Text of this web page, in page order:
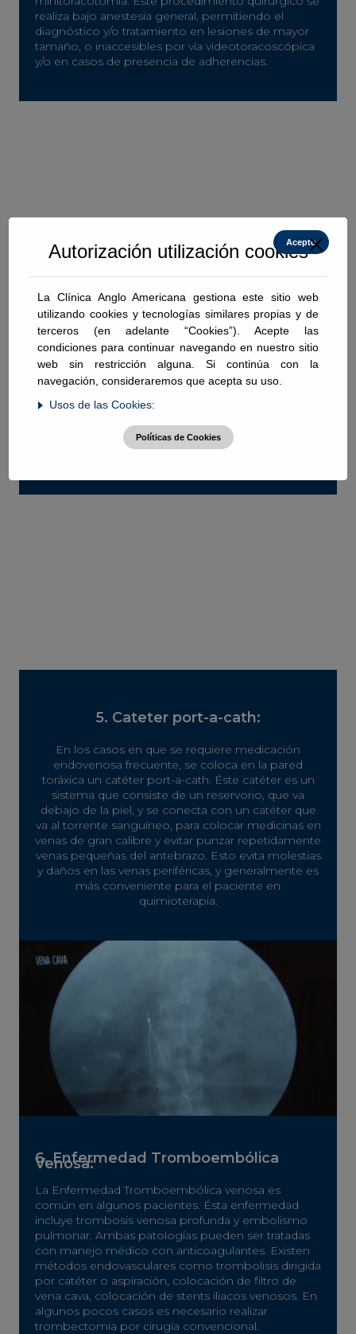
realiza bajo anestesia general, permitiendo el
diagnóstico y/o tratamiento en lesiones de mayor
tamaño, o inaccesibles por vía videotoracoscópica
y/o en casos de presencia de adherencias.
4. Pleurodesis química y/o mecánica
para derrames pleurales recidivantes:
La pleurodésis es un procedimiento que se realiza
administrar un medicamento en las pleuras para
que éstas se adhieran y evitar así la producción
excesiva de líquido pleural. También se puede
5. Cateter port-a-cath:
En los casos en que se requiere medicación
endovenosa frecuente, se coloca en la pared
toráxica un catéter port-a-cath. Éste catéter es un
sistema que consiste de un reservorio, que va
debajo de la piel, y se conecta con un catéter que
va al torrente sanguíneo, para colocar medicinas en
venas de gran calibre y evitar punzar repetidamente
venas pequeñas del antebrazo. Esto evita molestias
y daños en las venas periféricas, y generalmente es
más conveniente para el paciente en
quimioterapia.
6. Enfermedad Tromboembólica
Venosa:
La Enfermedad Tromboembólica venosa es
común en algunos pacientes. Ésta enfermedad
incluye trombosis venosa profunda y embolismo
pulmonar. Ambas patologías pueden ser tratadas
con manejo médico con anticoagulantes. Existen
métodos endovasculares como trombolisis dirigida
por catéter o aspiración, colocación de filtro de
vena cava, colocación de stents iliacos venosos. En
algunos pocos casos es necesario realizar
trombectomia por cirugía convencional.
Autorización utilización cookies
La Clínica Anglo Americana gestiona este sitio web
utilizando cookies y tecnologías similares propias y de
terceros (en adelante “Cookies”). Acepte las
condiciones para continuar navegando en nuestro sitio
web sin restricción alguna. Si continúa con la
navegación, consideraremos que acepta su uso.
Usos de las Cookies:
Acepto
Políticas de Cookies